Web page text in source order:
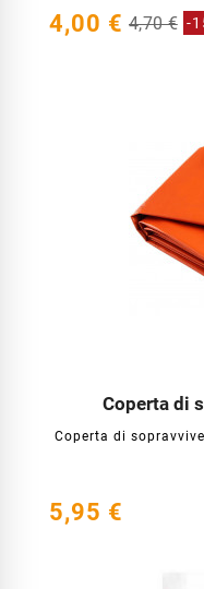
4,00 € 4,70 € -
Coperta di
Coperta di

5,95 €